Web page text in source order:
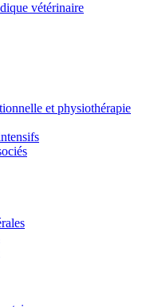
vétérinaire
et physiothérapie